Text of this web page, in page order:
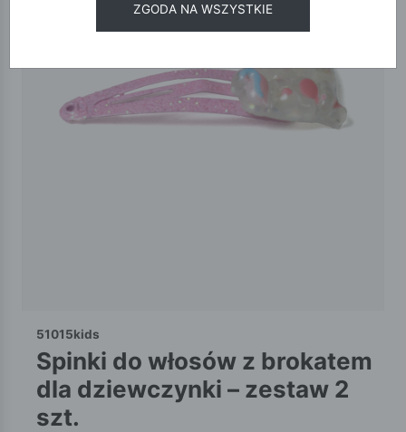
51015kids
spinki do włosów z brokatem
dla dziewczynki – zestaw 2
szt.
ZGODA NA WSZYSTKIE